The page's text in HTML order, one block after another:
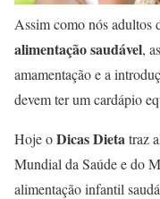
Assim como nós adultos
alimentação saudável,
amamentação e a
devem ter um cardápio
Hoje oDicas Dieta traz
Mundial da Saúde e do
alimentação infantil